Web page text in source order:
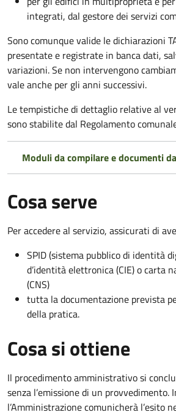
integrati, dal gestore dei servizi
Sono comunque valide le dichiarazioni
presentate e registrate in banca dati,
variazioni. Se non intervengono
vale anche per gli anni successivi.
Le tempistiche di dettaglio relative al
sono stabilite dal Regolamento
Moduli da compilare e documenti
Cosa serve
Per accedere al servizio, assicurati di
SPID (sistema pubblico di identità
d’identità elettronica (CIE) o carta
(CNS)
tutta la documentazione prevista
della pratica.
Cosa si ottiene
Il procedimento amministrativo si
senza l’emissione di un provvedimento.
l’Amministrazione comunicherà l’esito